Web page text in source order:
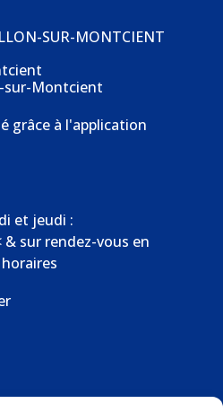
SUR-MONTCIENT
sur-Montcient
grâce à l'application
et jeudi :
& sur rendez-vous en